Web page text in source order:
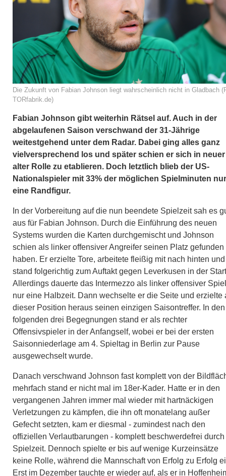
Die Zukunft von Fabian Johnson liegt wahrscheinlich nicht in Gladbach
TORfabrik.de)
Fabian Johnson gibt weiterhin Rätsel auf. Auch in der
abgelaufenen Saison verschwand der 31-Jährige
weitestgehend unter dem Radar. Dabei ging alles ganz
vielversprechend los und später schien er sich in neuer
alter Rolle zu etablieren. Doch letztlich blieb der US-
Nationalspieler mit 33% der möglichen Spielminuten nur
eine Randfigur.
In der Vorbereitung auf die nun beendete Spielzeit sah es
aus für Fabian Johnson. Durch die Einführung des neuen
Systems wurden die Karten durchgemischt und Johnson
schien als linker offensiver Angreifer seinen Platz gefunden
haben. Er erzielte Tore, arbeitete fleißig mit nach hinten und
stand folgerichtig zum Auftakt gegen Leverkusen in der
Allerdings dauerte das Intermezzo als linker offensiver
nur eine Halbzeit. Dann wechselte er die Seite und erzielte
dieser Position heraus seinen einzigen Saisontreffer. In den
folgenden drei Begegnungen stand er als rechter
Offensivspieler in der Anfangself, wobei er bei der ersten
Saisonniederlage am 4. Spieltag in Berlin zur Pause
ausgewechselt wurde.
Danach verschwand Johnson fast komplett von der
mehrfach stand er nicht mal im 18er-Kader. Hatte er in den
vergangenen Jahren immer mal wieder mit hartnäckigen
Verletzungen zu kämpfen, die ihn oft monatelang außer
Gefecht setzten, kam er diesmal - zumindest nach den
offiziellen Verlautbarungen - komplett beschwerdefrei
Spielzeit. Dennoch spielte er bis auf wenige Kurzeinsätze
keine Rolle, während die Mannschaft von Erfolg zu Erfolg
Erst im Dezember tauchte er wieder auf, als er in